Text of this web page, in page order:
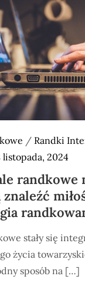
/ Randki
listopada, 2024
randkowe
znaleźć
stały się
życia
sposób na […]